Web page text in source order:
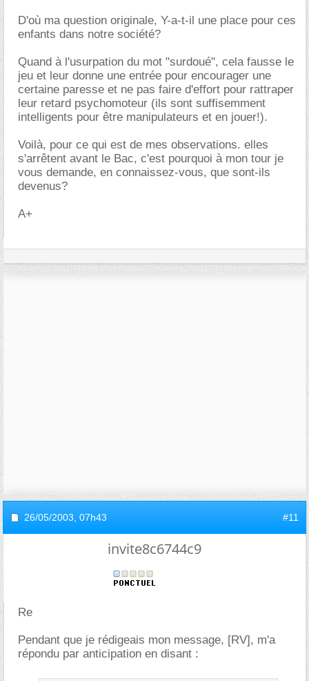
D'où ma question originale, Y-a-t-il une place pour ces
enfants dans notre société?
Quand à l'usurpation du mot "surdoué", cela fausse le
jeu et leur donne une entrée pour encourager une
certaine paresse et ne pas faire d'effort pour rattraper
leur retard psychomoteur (ils sont suffisemment
intelligents pour être manipulateurs et en jouer!).
Voilà, pour ce qui est de mes observations. elles
s'arrêtent avant le Bac, c'est pourquoi à mon tour je
vous demande, en connaissez-vous, que sont-ils
devenus?
A+
26/05/2003, 07h43 #11
invite8c6744c9
Re
Pendant que je rédigeais mon message, [RV], m'a
répondu par anticipation en disant :